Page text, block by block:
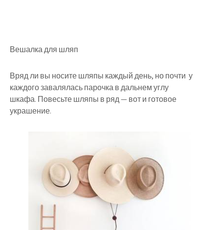
Вешалка для шляп
Вряд ли вы носите шляпы каждый день, но почти у
каждого завалялась парочка в дальнем углу
шкафа. Повесьте шляпы в ряд — вот и готовое
украшение.